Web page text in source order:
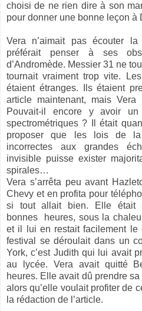
choisi de ne rien dire à son
pour donner une bonne leçon à
Vera n’aimait pas écouter
préférait penser à ses
d’Andromède. Messier 31 ne
tournait vraiment trop vite.
étaient étranges. Ils étaient
article maintenant, mais
Pouvait-il encore y avoir
spectrométriques ? Il était
proposer que les lois de la
incorrectes aux grandes
invisible puisse exister
spirales…
Vera s’arrêta peu avant
Chevy et en profita pour
si tout allait bien. Elle était
bonnes heures, sous la
et il lui en restait facilement le
festival se déroulait dans un
York, c’est Judith qui lui avait
au lycée. Vera avait quitté
heures. Elle avait dû prendre
alors qu’elle voulait profiter de
la rédaction de l’article.